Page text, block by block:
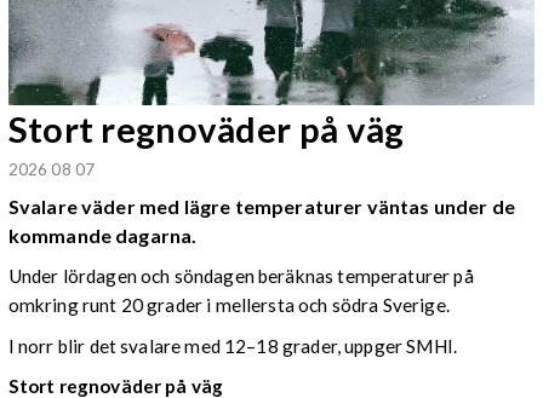
Stort regnoväder på väg
2026 08 07
Svalare väder med lägre temperaturer väntas under de
kommande dagarna.
Under lördagen och söndagen beräknas temperaturer på
omkring runt 20 grader i mellersta och södra Sverige.
I norr blir det svalare med 12–18 grader, uppger SMHI.
Stort regnoväder på väg